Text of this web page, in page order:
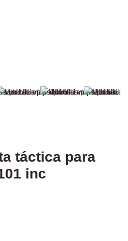
táctica para
inc